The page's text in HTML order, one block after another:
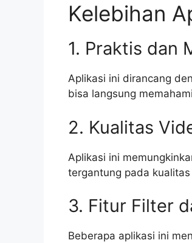
Kelebihan
1. Praktis dan
Aplikasi ini dirancang
bisa langsung
2. Kualitas
Aplikasi ini
tergantung pada
3. Fitur Filter
Beberapa aplikasi ini